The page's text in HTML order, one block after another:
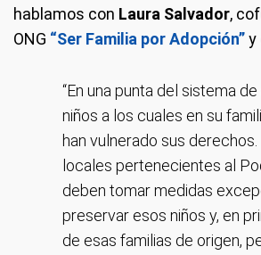
hablamos con Laura Salvador,
ONG “Ser Familia por Adopción”y
“En una punta del sistema
niños a los cuales en su
han vulnerado sus
locales pertenecientes al
deben tomar medidas
preservar esos niños y, en
de esas familias de origen,